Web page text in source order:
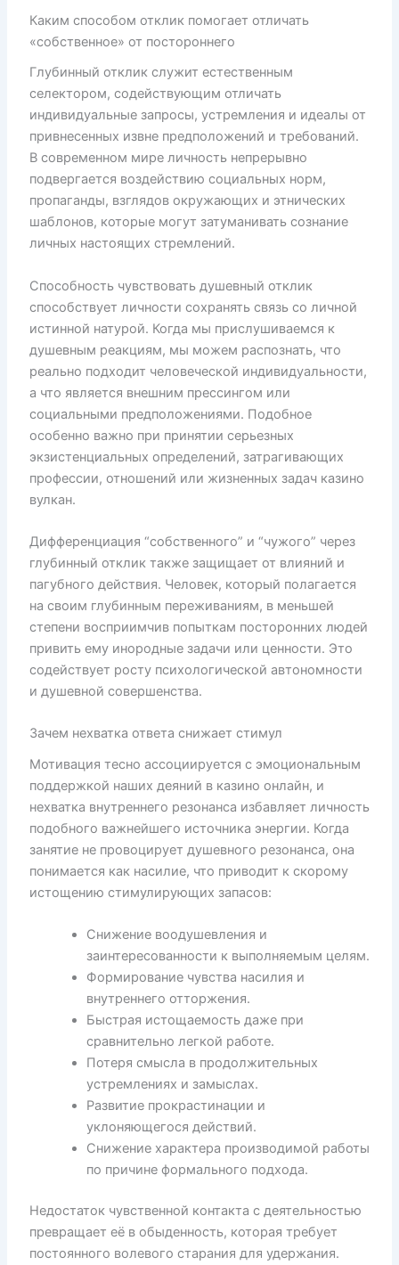
Каким способом отклик помогает отличать
«собственное» от постороннего
Глубинный отклик служит естественным
селектором, содействующим отличать
индивидуальные запросы, устремления и идеалы от
привнесенных извне предположений и требований.
В современном мире личность непрерывно
подвергается воздействию социальных норм,
пропаганды, взглядов окружающих и этнических
шаблонов, которые могут затуманивать сознание
личных настоящих стремлений.
Способность чувствовать душевный отклик
способствует личности сохранять связь со личной
истинной натурой. Когда мы прислушиваемся к
душевным реакциям, мы можем распознать, что
реально подходит человеческой индивидуальности,
а что является внешним прессингом или
социальными предположениями. Подобное
особенно важно при принятии серьезных
экзистенциальных определений, затрагивающих
профессии, отношений или жизненных задач казино
вулкан.
Дифференциация “собственного” и “чужого” через
глубинный отклик также защищает от влияний и
пагубного действия. Человек, который полагается
на своим глубинным переживаниям, в меньшей
степени восприимчив попыткам посторонних людей
привить ему инородные задачи или ценности. Это
содействует росту психологической автономности
и душевной совершенства.
Зачем нехватка ответа снижает стимул
Мотивация тесно ассоциируется с эмоциональным
поддержкой наших деяний в казино онлайн, и
нехватка внутреннего резонанса избавляет личность
подобного важнейшего источника энергии. Когда
занятие не провоцирует душевного резонанса, она
понимается как насилие, что приводит к скорому
истощению стимулирующих запасов:
Снижение воодушевления и
заинтересованности к выполняемым целям.
Формирование чувства насилия и
внутреннего отторжения.
Быстрая истощаемость даже при
сравнительно легкой работе.
Потеря смысла в продолжительных
устремлениях и замыслах.
Развитие прокрастинации и
уклоняющегося действий.
Снижение характера производимой работы
по причине формального подхода.
Недостаток чувственной контакта с деятельностью
превращает её в обыденность, которая требует
постоянного волевого старания для удержания.